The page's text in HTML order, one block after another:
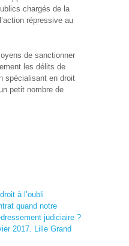
chargés de la
répressive au
de sanctionner
les délits de
spécialisant en droit
petit nombre de
à l’oubli
quand notre
judiciaire ?
2017. Lille Grand